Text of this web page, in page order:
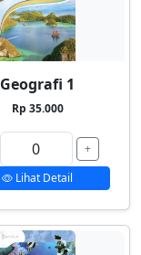
Geografi 1
Rp 35.000
+
Lihat Detail